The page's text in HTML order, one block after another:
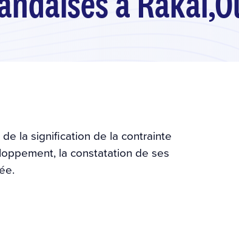
la signification de la contrainte
la constatation de ses